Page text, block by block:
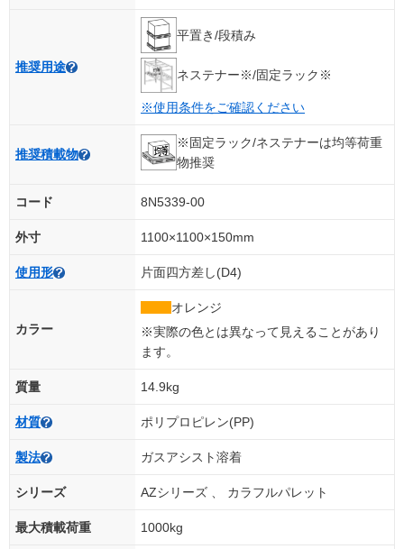
推奨用途
平置き/段積み
ネステナー※/固定ラック※
※使用条件をご確認ください
推奨積載物
※固定ラック/ネステナーは均等荷重
物推奨
コード 8N5339-00
外寸 1100×1100×150mm
使用形 片面四方差し(D4)
カラー
オレンジ
※実際の色とは異なって見えることがあり
ます。
質量 14.9kg
材質 ポリプロピレン(PP)
製法 ガスアシスト溶着
シリーズ AZシリーズ 、 カラフルパレット
最大積載荷重 1000kg